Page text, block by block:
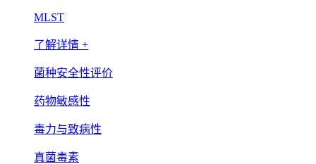
MLST
了解详情 +
菌种安全性评价
药物敏感性
毒力与致病性
真菌毒素